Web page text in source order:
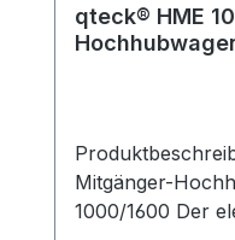
qteck® HME
Mitgänger-
1000/1600 Der elektrische Mitgänger-